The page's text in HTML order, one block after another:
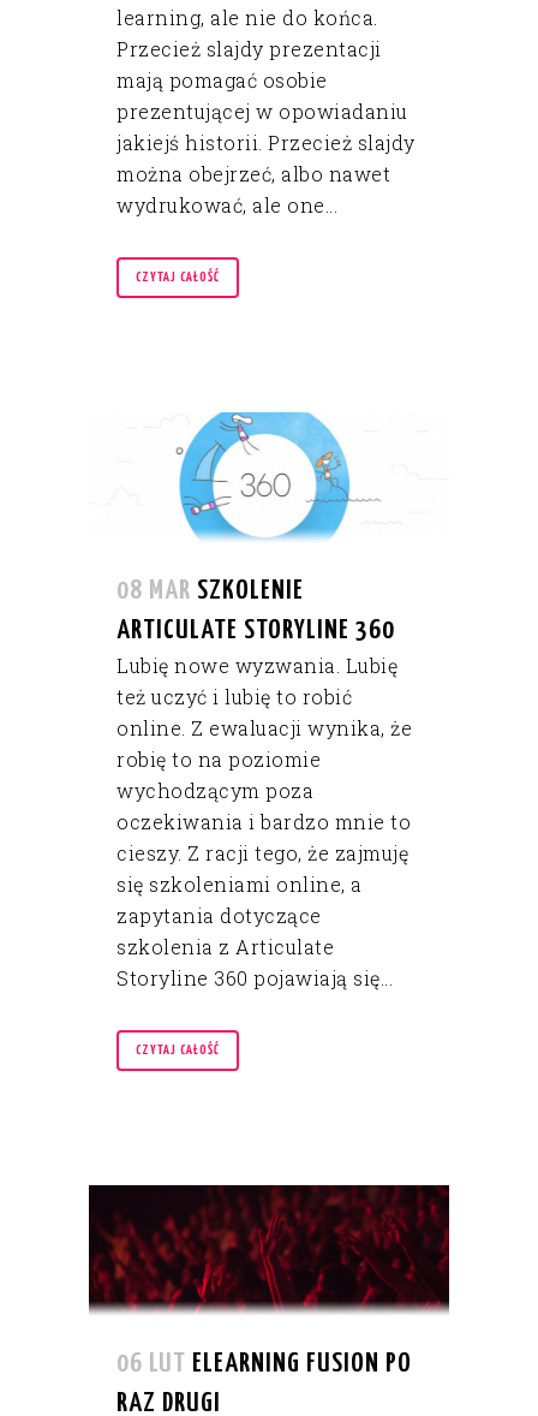
learning, ale nie do końca.
Przecież slajdy prezentacji
mają pomagać osobie
prezentującej w opowiadaniu
jakiejś historii. Przecież slajdy
można obejrzeć, albo nawet
wydrukować, ale one...
CZYTAJ CAŁOŚĆ
08 MAR SZKOLENIE
ARTICULATE STORYLINE 360
Lubię nowe wyzwania. Lubię
też uczyć i lubię to robić
online. Z ewaluacji wynika, że
robię to na poziomie
wychodzącym poza
oczekiwania i bardzo mnie to
cieszy. Z racji tego, że zajmuję
się szkoleniami online, a
zapytania dotyczące
szkolenia z Articulate
Storyline 360 pojawiają się...
CZYTAJ CAŁOŚĆ
06 LUT ELEARNING FUSION PO
RAZ DRUGI